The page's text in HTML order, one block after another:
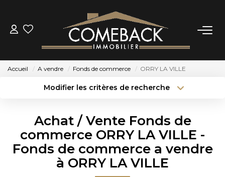
ACHETER
NOTRE AGENCE
BIENS VENDUS
Accueil A vendre Fonds de commerce ORRY LA VILLE
Modifier les critères de recherche
Type de bien
Surface min
Budget max Plus de critères
Achat / Vente Fonds de
commerce ORRY LA VILLE -
Fonds de commerce a vendre
à ORRY LA VILLE